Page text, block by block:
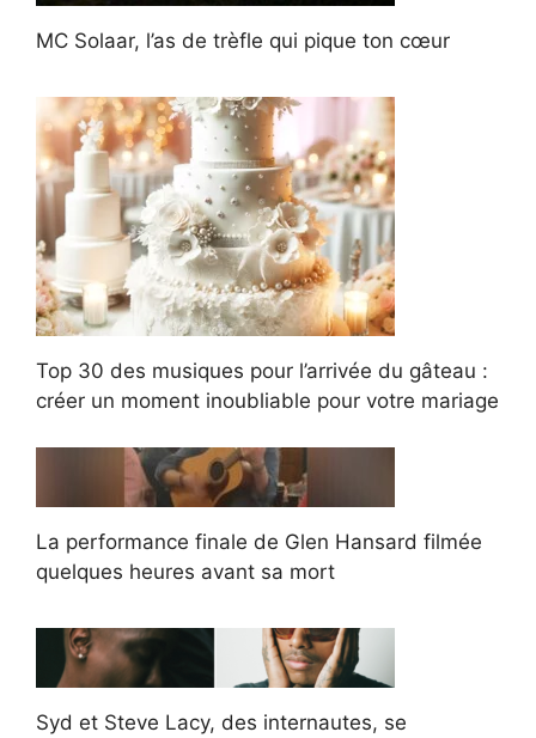
MC Solaar, l’as de trèfle qui pique ton cœur
Top 30 des musiques pour l’arrivée du gâteau :
créer un moment inoubliable pour votre mariage
La performance finale de Glen Hansard filmée
quelques heures avant sa mort
Syd et Steve Lacy, des internautes, se